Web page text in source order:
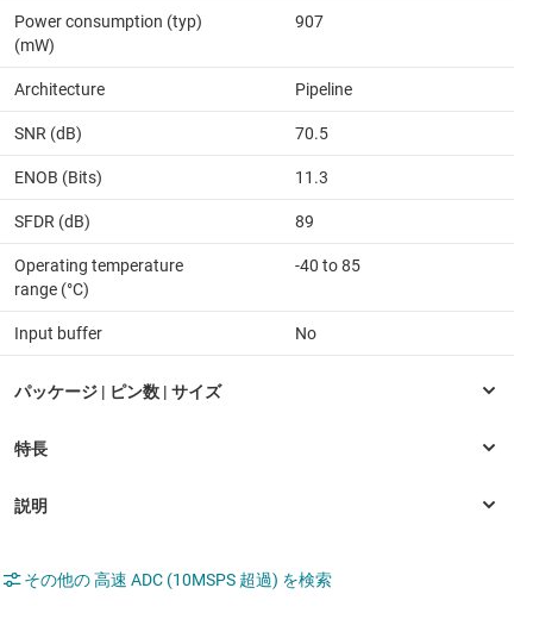
Power consumption (typ)
(mW)
907
Architecture Pipeline
SNR (dB) 70.5
ENOB (Bits) 11.3
SFDR (dB) 89
Operating temperature
range (°C)
-40 to 85
Input buffer No
その他の 高速 ADC (10MSPS 超過) を検索